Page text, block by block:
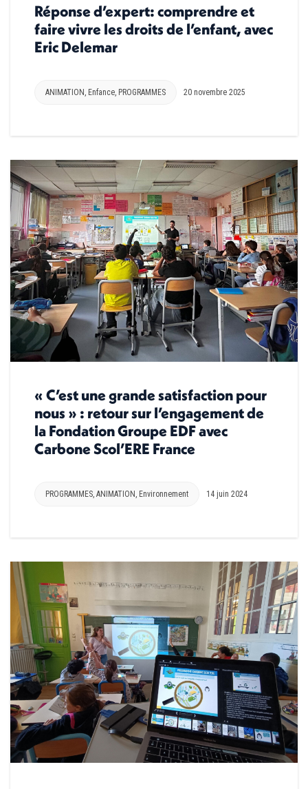
Réponse d’expert: comprendre et
faire vivre les droits de l’enfant, avec
Eric Delemar
ANIMATION Enfance PROGRAMMES 20 novembre 2025
« C’est une grande satisfaction pour
nous » : retour sur l’engagement de
la Fondation Groupe EDF avec
Carbone Scol’ERE France
PROGRAMMES ANIMATION Environnement 14 juin 2024